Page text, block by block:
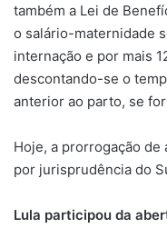
também a Lei de
o salário-maternidade
internação e por mais
descontando-se o
anterior ao parto, se
Hoje, a prorrogação de
por jurisprudência do
Lula participou da